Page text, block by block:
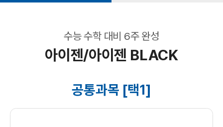
수능 수학 대비 6주 완성
아이젠/아이젠 BLACK
공통과목 [택1]